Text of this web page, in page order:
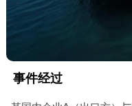
事件经过